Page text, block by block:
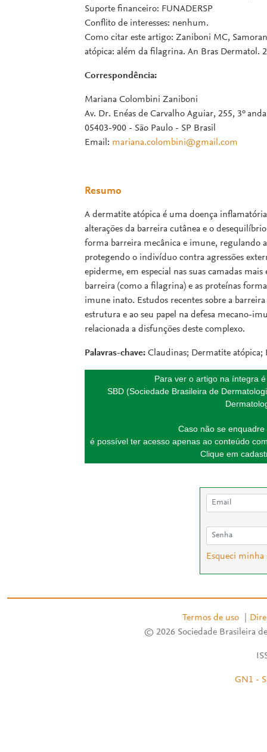
Suporte financeiro: FUNADERSP
Conflito de interesses: nenhum.
Como citar este artigo: Zaniboni MC,
atópica: além da filagrina. An Bras Dermatol.
Correspondência:
Mariana Colombini Zaniboni
Av. Dr. Enéas de Carvalho Aguiar, 255, 3º
05403-900 - São Paulo - SP Brasil
Email: mariana.colombini@gmail.com
Resumo
A dermatite atópica é uma doença
alterações da barreira cutânea e o
forma barreira mecânica e imune, regulando
protegendo o indivíduo contra agressões
epiderme, em especial nas suas camadas
barreira (como a filagrina) e as proteínas
imune inato. Estudos recentes sobre a
estrutura e ao seu papel na defesa mecano-
relacionada a disfunções deste complexo.
Palavras-chave: Claudinas; Dermatite
Para ver o artigo na íntegra
SBD (Sociedade Brasileira de
Caso não se
é possível ter acesso apenas ao conteúdo
Clique em
Esqueci minha
Termos de uso
© 2026 Sociedade Brasileira
GN1 -